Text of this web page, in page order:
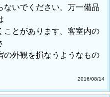
でください。万一備品
があります。客室内の
観を損なうようなもの
2016/08/14